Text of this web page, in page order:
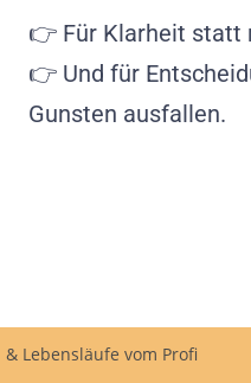
👉 Für Klarheit statt
👉 Und für
Gunsten ausfallen.